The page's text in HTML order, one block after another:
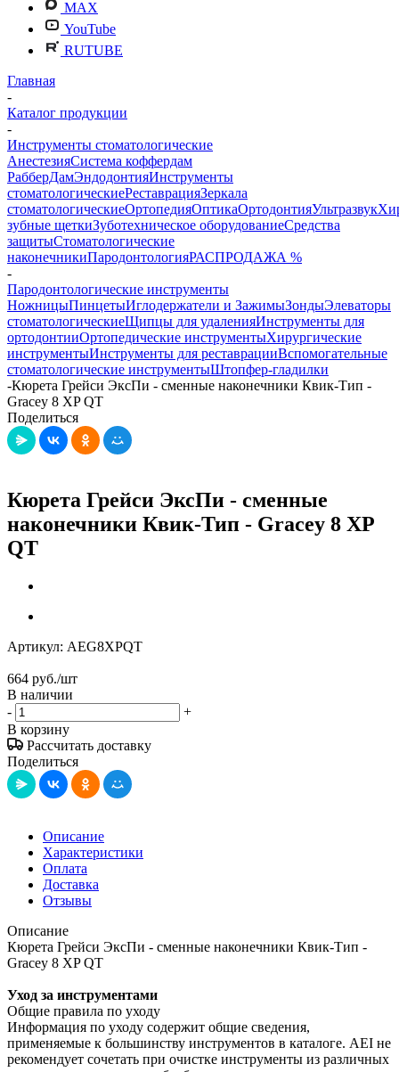
MAX
YouTube
RUTUBE
Главная
-
Каталог продукции
-
Инструменты стоматологические
АнестезияСистема коффердам
РабберДамЭндодонтияИнструменты
стоматологическиеРеставрацияЗеркала
стоматологическиеОртопедияОптикаОртодонтияУльтразвук
зубные щеткиЗуботехническое оборудованиеСредства
защитыСтоматологические
наконечникиПародонтологияРАСПРОДАЖА %
-
Пародонтологические инструменты
НожницыПинцетыИглодержатели и ЗажимыЗондыЭлеваторы
стоматологическиеЩипцы для удаленияИнструменты для
ортодонтииОртопедические инструментыХирургические
инструментыИнструменты для реставрацииВспомогательные
стоматологические инструментыШтопфер-гладилки
-Кюрета Грейси ЭксПи - сменные наконечники Квик-Тип -
Gracey 8 XP QT
Поделиться
Кюрета Грейси ЭксПи - сменные
наконечники Квик-Тип - Gracey 8 XP
QT
Артикул: AEG8XPQT
664 руб./шт
В наличии
-
+
В корзину
Рассчитать доставку
Поделиться
Описание
Характеристики
Оплата
Доставка
Отзывы
Описание
Кюрета Грейси ЭксПи - сменные наконечники Квик-Тип -
Gracey 8 XP QT
Уход за инструментами
Общие правила по уходу
Информация по уходу содержит общие сведения,
применяемые к большинству инструментов в каталоге. AEI не
рекомендует сочетать при очистке инструменты из различных